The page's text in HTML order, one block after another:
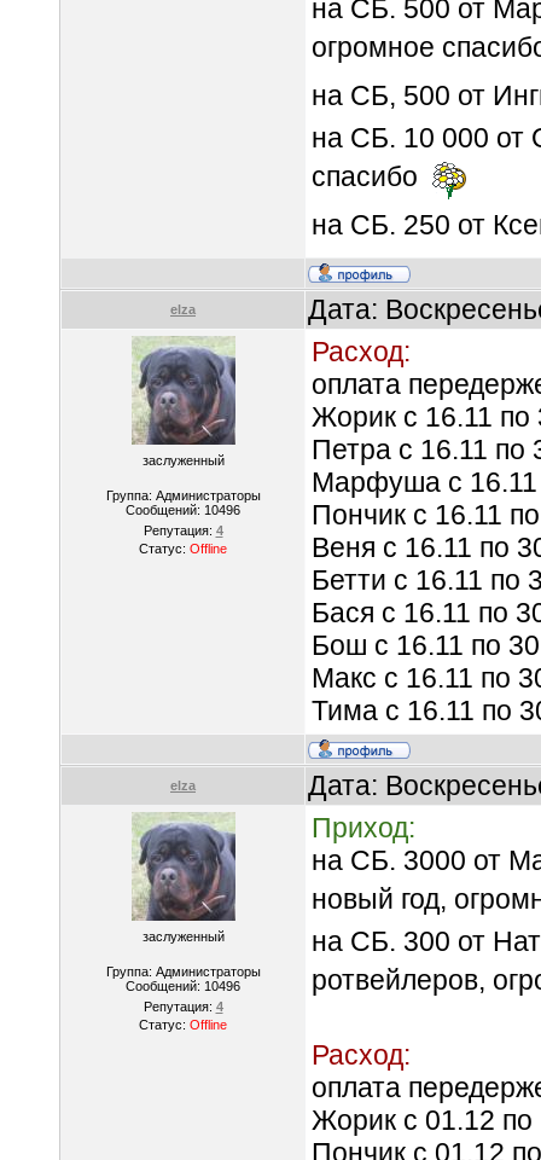
на СБ. 500 от
огромное
на СБ, 500 от
на СБ. 10 000 от
спасибо
на СБ. 250 от
elza Дата:
заслуженный
Группа: Администраторы
Сообщений: 10496
Репутация: 4
Статус: Offline
Расход:
оплата
Жорик с 16.11 по
Петра с 16.11 по
Марфуша с 16.11
Пончик с 16.11
Веня с 16.11 по
Бетти с 16.11 по
Бася с 16.11 по
Бош с 16.11 по
Макс с 16.11 по
Тима с 16.11 по
elza Дата:
заслуженный
Группа: Администраторы
Сообщений: 10496
Репутация: 4
Статус: Offline
Приход:
на СБ. 3000 от
новый год,
на СБ. 300 от
ротвейлеров,
Расход:
оплата
Жорик с 01.12 по
Пончик с 01.12